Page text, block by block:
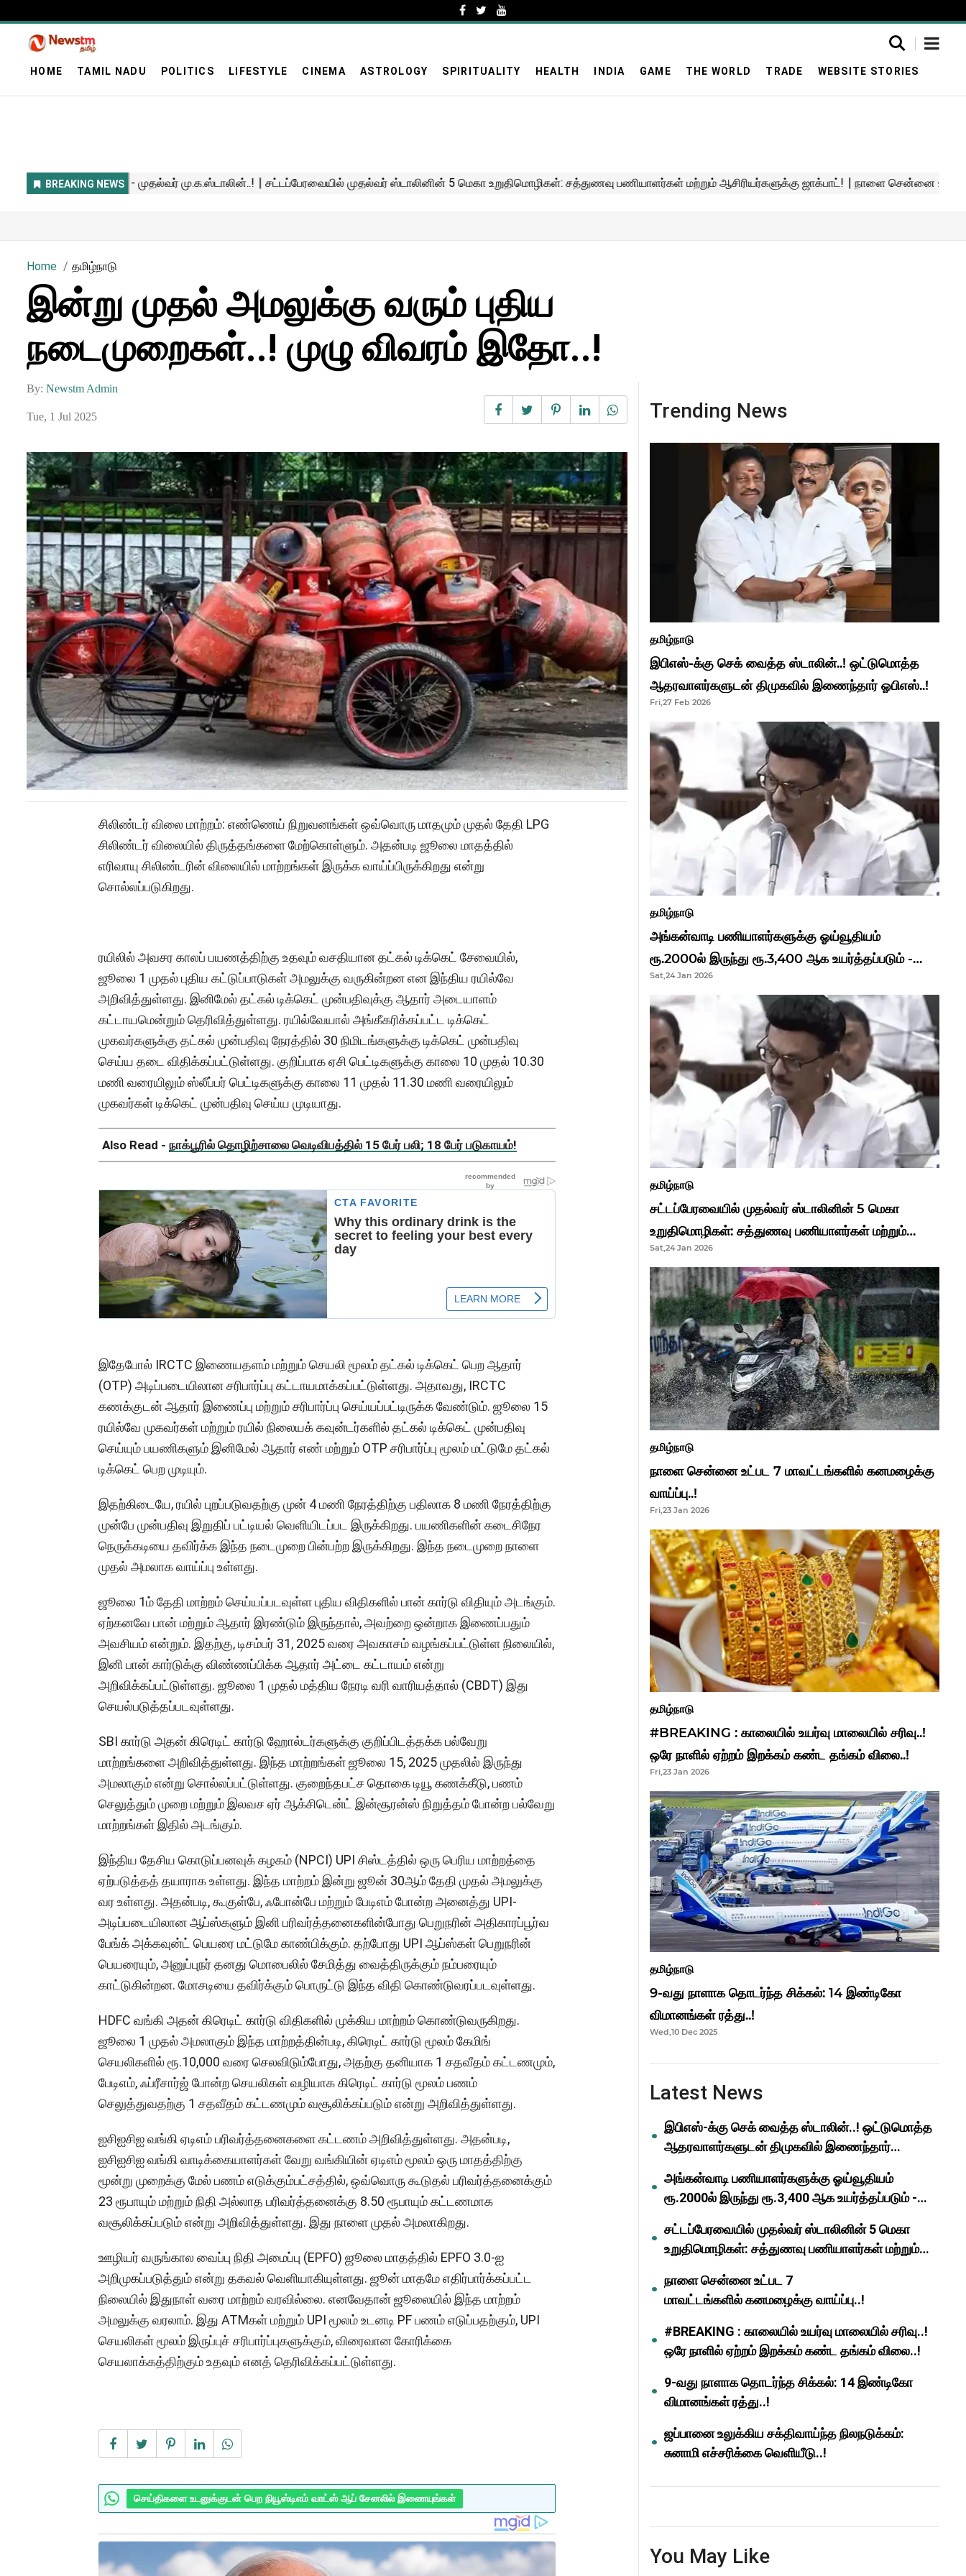
HOME TAMIL NADU POLITICS LIFESTYLE CINEMA ASTROLOGY SPIRITUALITY HEALTH INDIA GAME THE WORLD TRADE WEBSITE STORIES
Home தமிழ்நாடு
இன்று முதல் அமலுக்கு வரும் புதிய
நடைமுறைகள்..! முழு விவரம் இதோ..!
By: Newstm Admin
Tue, 1 Jul 2025
சிலிண்டர் விலை மாற்றம்: எண்ணெய் நிறுவனங்கள் ஒவ்வொரு மாதமும் முதல் தேதி LPG
சிலிண்டர் விலையில் திருத்தங்களை மேற்கொள்ளும். அதன்படி ஜூலை மாதத்தில்
எரிவாயு சிலிண்டரின் விலையில் மாற்றங்கள் இருக்க வாய்ப்பிருக்கிறது என்று
சொல்லப்படுகிறது.
ரயிலில் அவசர காலப் பயணத்திற்கு உதவும் வசதியான தட்கல் டிக்கெட் சேவையில்,
ஜூலை 1 முதல் புதிய கட்டுப்பாடுகள் அமலுக்கு வருகின்றன என இந்திய ரயில்வே
அறிவித்துள்ளது. இனிமேல் தட்கல் டிக்கெட் முன்பதிவுக்கு ஆதார் அடையாளம்
கட்டாயமென்றும் தெரிவித்துள்ளது. ரயில்வேயால் அங்கீகரிக்கப்பட்ட டிக்கெட்
முகவர்களுக்கு தட்கல் முன்பதிவு நேரத்தில் 30 நிமிடங்களுக்கு டிக்கெட் முன்பதிவு
செய்ய தடை விதிக்கப்பட்டுள்ளது. குறிப்பாக ஏசி பெட்டிகளுக்கு காலை 10 முதல் 10.30
மணி வரையிலும் ஸ்லீப்பர் பெட்டிகளுக்கு காலை 11 முதல் 11.30 மணி வரையிலும்
முகவர்கள் டிக்கெட் முன்பதிவு செய்ய முடியாது.
Also Read - நாக்பூரில் தொழிற்சாலை வெடிவிபத்தில் 15 பேர் பலி; 18 பேர் படுகாயம்!
இதேபோல் IRCTC இணையதளம் மற்றும் செயலி மூலம் தட்கல் டிக்கெட் பெற ஆதார்
(OTP) அடிப்படையிலான சரிபார்ப்பு கட்டாயமாக்கப்பட்டுள்ளது. அதாவது, IRCTC
கணக்குடன் ஆதார் இணைப்பு மற்றும் சரிபார்ப்பு செய்யப்பட்டிருக்க வேண்டும். ஜூலை 15
ரயில்வே முகவர்கள் மற்றும் ரயில் நிலையக் கவுன்டர்களில் தட்கல் டிக்கெட் முன்பதிவு
செய்யும் பயணிகளும் இனிமேல் ஆதார் எண் மற்றும் OTP சரிபார்ப்பு மூலம் மட்டுமே தட்கல்
டிக்கெட் பெற முடியும்.
இதற்கிடையே, ரயில் புறப்படுவதற்கு முன் 4 மணி நேரத்திற்கு பதிலாக 8 மணி நேரத்திற்கு
முன்பே முன்பதிவு இறுதிப் பட்டியல் வெளியிடப்பட இருக்கிறது. பயணிகளின் கடைசிநேர
நெருக்கடியை தவிர்க்க இந்த நடைமுறை பின்பற்ற இருக்கிறது. இந்த நடைமுறை நாளை
முதல் அமலாக வாய்ப்பு உள்ளது.
ஜூலை 1ம் தேதி மாற்றம் செய்யப்படவுள்ள புதிய விதிகளில் பான் கார்டு விதியும் அடங்கும்.
ஏற்கனவே பான் மற்றும் ஆதார் இரண்டும் இருந்தால், அவற்றை ஒன்றாக இணைப்பதும்
அவசியம் என்றும். இதற்கு, டிசம்பர் 31, 2025 வரை அவகாசம் வழங்கப்பட்டுள்ள நிலையில்,
இனி பான் கார்டுக்கு விண்ணப்பிக்க ஆதார் அட்டை கட்டாயம் என்று
அறிவிக்கப்பட்டுள்ளது. ஜூலை 1 முதல் மத்திய நேரடி வரி வாரியத்தால் (CBDT) இது
செயல்படுத்தப்படவுள்ளது.
SBI கார்டு அதன் கிரெடிட் கார்டு ஹோல்டர்களுக்கு குறிப்பிடத்தக்க பல்வேறு
மாற்றங்களை அறிவித்துள்ளது. இந்த மாற்றங்கள் ஜூலை 15, 2025 முதலில் இருந்து
அமலாகும் என்று சொல்லப்பட்டுள்ளது. குறைந்தபட்ச தொகை டியூ கணக்கீடு, பணம்
செலுத்தும் முறை மற்றும் இலவச ஏர் ஆக்சிடென்ட் இன்சூரன்ஸ் நிறுத்தம் போன்ற பல்வேறு
மாற்றங்கள் இதில் அடங்கும்.
இந்திய தேசிய கொடுப்பனவுக் கழகம் (NPCI) UPI சிஸ்டத்தில் ஒரு பெரிய மாற்றத்தை
ஏற்படுத்தத் தயாராக உள்ளது. இந்த மாற்றம் இன்று ஜூன் 30ஆம் தேதி முதல் அமலுக்கு
வர உள்ளது. அதன்படி, கூகுள்பே, ஃபோன்பே மற்றும் பேடிஎம் போன்ற அனைத்து UPI-
அடிப்படையிலான ஆப்ஸ்களும் இனி பரிவர்த்தனைகளின்போது பெறுநரின் அதிகாரப்பூர்வ
பேங்க் அக்கவுன்ட் பெயரை மட்டுமே காண்பிக்கும். தற்போது UPI ஆப்ஸ்கள் பெறுநரின்
பெயரையும், அனுப்புநர் தனது மொபைலில் சேமித்து வைத்திருக்கும் நம்பரையும்
காட்டுகின்றன. மோசடியை தவிர்க்கும் பொருட்டு இந்த விதி கொண்டுவரப்படவுள்ளது.
HDFC வங்கி அதன் கிரெடிட் கார்டு விதிகளில் முக்கிய மாற்றம் கொண்டுவருகிறது.
ஜூலை 1 முதல் அமலாகும் இந்த மாற்றத்தின்படி, கிரெடிட் கார்டு மூலம் கேமிங்
செயலிகளில் ரூ.10,000 வரை செலவிடும்போது, அதற்கு தனியாக 1 சதவீதம் கட்டணமும்,
பேடிஎம், ஃப்ரீசார்ஜ் போன்ற செயலிகள் வழியாக கிரெடிட் கார்டு மூலம் பணம்
செலுத்துவதற்கு 1 சதவீதம் கட்டணமும் வசூலிக்கப்படும் என்று அறிவித்துள்ளது.
ஐசிஐசிஐ வங்கி ஏடிஎம் பரிவர்த்தனைகளை கட்டணம் அறிவித்துள்ளது. அதன்படி,
ஐசிஐசிஐ வங்கி வாடிக்கையாளர்கள் வேறு வங்கியின் ஏடிஎம் மூலம் ஒரு மாதத்திற்கு
மூன்று முறைக்கு மேல் பணம் எடுக்கும்பட்சத்தில், ஒவ்வொரு கூடுதல் பரிவர்த்தனைக்கும்
23 ரூபாயும் மற்றும் நிதி அல்லாத பரிவர்த்தனைக்கு 8.50 ரூபாயும் கட்டணமாக
வசூலிக்கப்படும் என்று அறிவித்துள்ளது. இது நாளை முதல் அமலாகிறது.
ஊழியர் வருங்கால வைப்பு நிதி அமைப்பு (EPFO) ஜூலை மாதத்தில் EPFO 3.0-ஐ
அறிமுகப்படுத்தும் என்று தகவல் வெளியாகியுள்ளது. ஜூன் மாதமே எதிர்பார்க்கப்பட்ட
நிலையில் இதுநாள் வரை மாற்றம் வரவில்லை. எனவேதான் ஜூலையில் இந்த மாற்றம்
அமலுக்கு வரலாம். இது ATMகள் மற்றும் UPI மூலம் உடனடி PF பணம் எடுப்பதற்கும், UPI
செயலிகள் மூலம் இருப்புச் சரிபார்ப்புகளுக்கும், விரைவான கோரிக்கை
செயலாக்கத்திற்கும் உதவும் எனத் தெரிவிக்கப்பட்டுள்ளது.
செய்திகளை உடனுக்குடன் பெற நியூஸ்டிஎம் வாட்ஸ் ஆப் சேனலில் இணையுங்கள்
Trending News
தமிழ்நாடு
இபிஎஸ்-க்கு செக் வைத்த ஸ்டாலின்..! ஒட்டுமொத்த
ஆதரவாளர்களுடன் திமுகவில் இணைந்தார் ஓபிஎஸ்..!
Fri,27 Feb 2026
தமிழ்நாடு
அங்கன்வாடி பணியாளர்களுக்கு ஓய்வூதியம்
ரூ.2000ல் இருந்து ரூ.3,400 ஆக உயர்த்தப்படும் -
முதல்வர் மு.க.ஸ்டாலின்..!
Sat,24 Jan 2026
தமிழ்நாடு
சட்டப்பேரவையில் முதல்வர் ஸ்டாலினின் 5 மெகா
உறுதிமொழிகள்: சத்துணவு பணியாளர்கள் மற்றும்
ஆசிரியர்களுக்கு ஜாக்பாட்!
Sat,24 Jan 2026
தமிழ்நாடு
நாளை சென்னை உட்பட 7 மாவட்டங்களில் கனமழைக்கு
வாய்ப்பு..!
Fri,23 Jan 2026
தமிழ்நாடு
#BREAKING : காலையில் உயர்வு மாலையில் சரிவு..!
ஒரே நாளில் ஏற்றம் இறக்கம் கண்ட தங்கம் விலை..!
Fri,23 Jan 2026
தமிழ்நாடு
9-வது நாளாக தொடர்ந்த சிக்கல்: 14 இண்டிகோ
விமானங்கள் ரத்து..!
Wed,10 Dec 2025
Latest News
இபிஎஸ்-க்கு செக் வைத்த ஸ்டாலின்..! ஒட்டுமொத்த
ஆதரவாளர்களுடன் திமுகவில் இணைந்தார்
அங்கன்வாடி பணியாளர்களுக்கு ஓய்வூதியம்
ரூ.2000ல் இருந்து ரூ.3,400 ஆக உயர்த்தப்படும் -
சட்டப்பேரவையில் முதல்வர் ஸ்டாலினின் 5 மெகா
உறுதிமொழிகள்: சத்துணவு பணியாளர்கள் மற்றும்
நாளை சென்னை உட்பட 7
மாவட்டங்களில் கனமழைக்கு வாய்ப்பு..!
#BREAKING : காலையில் உயர்வு மாலையில் சரிவு..!
ஒரே நாளில் ஏற்றம் இறக்கம் கண்ட தங்கம் விலை..!
9-வது நாளாக தொடர்ந்த சிக்கல்: 14 இண்டிகோ
விமானங்கள் ரத்து..!
ஜப்பானை உலுக்கிய சக்திவாய்ந்த நிலநடுக்கம்:
சுனாமி எச்சரிக்கை வெளியீடு..!
You May Like